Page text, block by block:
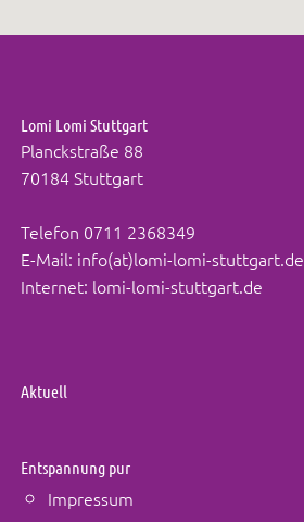
Lomi Lomi Stuttgart
Planckstraße 88
70184 Stuttgart
Telefon 0711 2368349
E-Mail: info(at)lomi-lomi-stuttgart.de
Internet: lomi-lomi-stuttgart.de
Aktuell
Entspannung pur
Impressum